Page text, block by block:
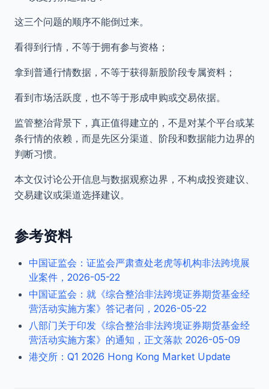
这三个问题的顺序不能倒过来。
看得到行情，不等于拥有参与资格；
拿到普通行情数据，不等于获得新股阶段专属资料；
看到市场活跃度，也不等于形成申购或交易依据。
监管整治背景下，真正值得建立的，不是对某个平台或某
条行情的依赖，而是先区分渠道、阶段和数据能力边界的
判断习惯。
本文仅讨论公开信息与数据观察边界，不构成投资建议、
交易建议或渠道选择建议。
参考资料
中国证监会：证监会严肃查处老虎等机构非法跨境展
业案件，2026-05-22
中国证监会：就《综合整治非法跨境证券期货基金经
营活动实施方案》答记者问，2026-05-22
八部门关于印发《综合整治非法跨境证券期货基金经
营活动实施方案》的通知，正文落款 2026-05-09
港交所：Q1 2026 Hong Kong Market Update